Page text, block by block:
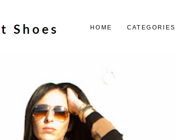
HOME CATEGORIES